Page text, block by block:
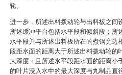
轮。
进一步，所述出料拨动轮与出料板之间
所述缓冲平台包括水平段和倾斜段；所
水平段并与所述出料板所在的煮锅宽边
段距水面的距离大于所述出料拨动轮的
大深度；且所述水平段距水面的距离小
的叶片浸入水中的最大深度与丸制品直